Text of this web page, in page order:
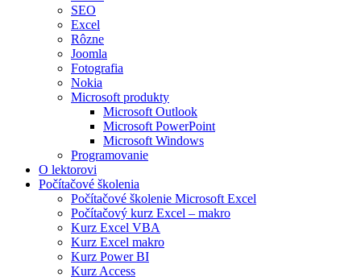
SEO
Excel
Rôzne
Joomla
Fotografia
Nokia
Microsoft produkty
Microsoft Outlook
Microsoft PowerPoint
Microsoft Windows
Programovanie
O lektorovi
Počítačové školenia
Počítačové školenie Microsoft Excel
Počítačový kurz Excel – makro
Kurz Excel VBA
Kurz Excel makro
Kurz Power BI
Kurz Access